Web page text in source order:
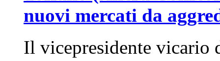
nuovi mercati da
Il vicepresidente vicario